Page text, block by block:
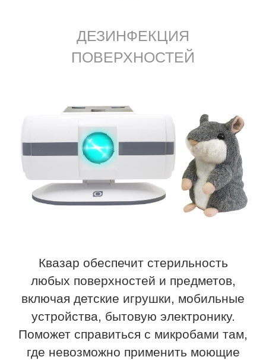
ДЕЗИНФЕКЦИЯ
ПОВЕРХНОСТЕЙ
Квазар обеспечит стерильность
любых поверхностей и предметов,
включая детские игрушки, мобильные
устройства, бытовую электронику.
Поможет справиться с микробами там,
где невозможно применить моющие